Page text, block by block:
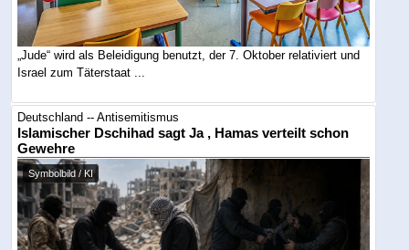
„Jude“ wird als Beleidigung benutzt, der 7. Oktober relativiert und
Israel zum Täterstaat ...
Deutschland -- Antisemitismus
Islamischer Dschihad sagt Ja , Hamas verteilt schon
Gewehre
Symbolbild / KI